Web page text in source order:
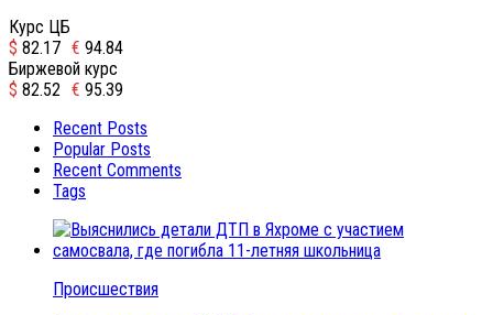
Курс ЦБ
$ 82.17 € 94.84
Биржевой курс
$ 82.52 € 95.39
Recent Posts
Popular Posts
Recent Comments
Tags
Происшествия